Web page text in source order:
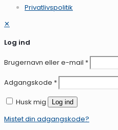
Privatlivspolitik
✕
Log ind
Brugernavn eller e-mail *
Adgangskode *
Husk mig
Log ind
Mistet din adgangskode?